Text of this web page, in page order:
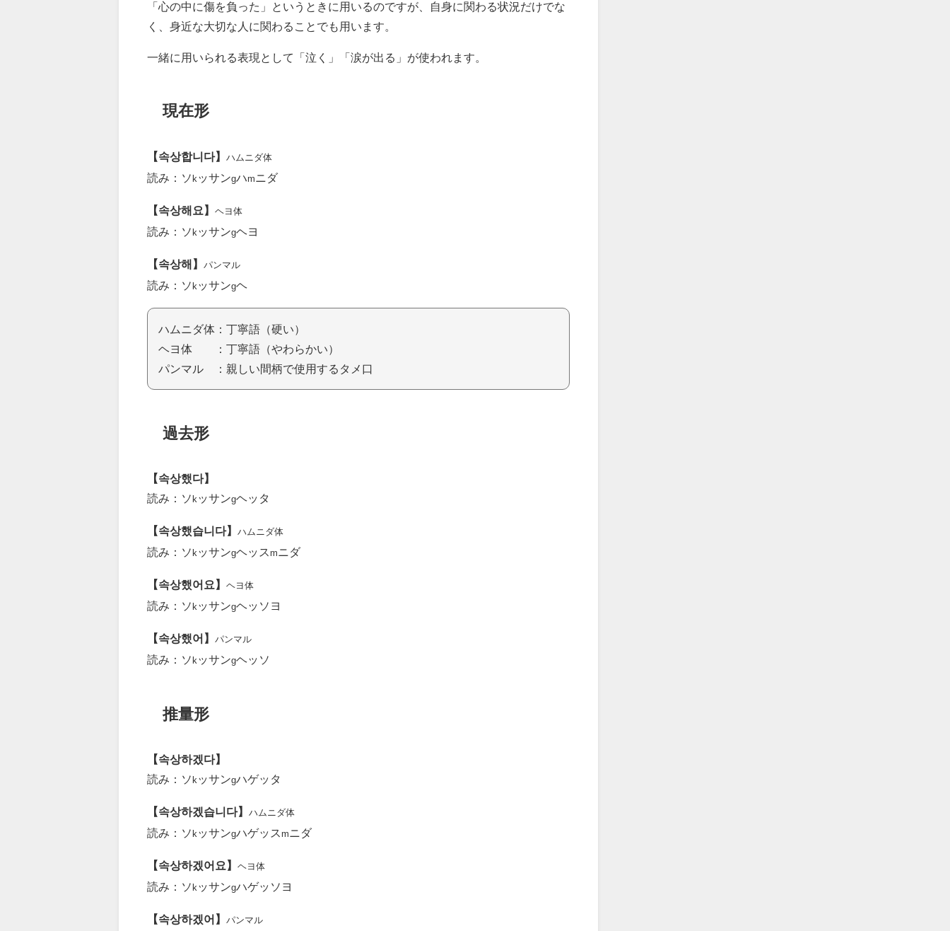
「心の中に傷を負った」というときに用いるのですが、自身に関わる状況だけでな
く、身近な大切な人に関わることでも用います。
一緒に用いられる表現として「泣く」「涙が出る」が使われます。
現在形
【속상합니다】 ハムニダ体
読み：ソ k ッサンgハm ニダ
【속상해요】 ヘヨ体
読み：ソ k ッサンgヘヨ
【속상해】 パンマル
読み：ソ k ッサンgヘ
ハムニダ体：丁寧語（硬い）
ヘヨ体 ：丁寧語（やわらかい）
パンマル ：親しい間柄で使用するタメ口
過去形
【속상했다】
読み：ソ k ッサンgヘッタ
【속상했습니다】 ハムニダ体
読み：ソ k ッサンgヘッス m ニダ
【속상했어요】 ヘヨ体
読み：ソ k ッサンgヘッソヨ
【속상했어】 パンマル
読み：ソ k ッサンgヘッソ
推量形
【속상하겠다】
読み：ソ k ッサンgハゲッタ
【속상하겠습니다】 ハムニダ体
読み：ソ k ッサンgハゲッスmニダ
【속상하겠어요】 ヘヨ体
読み：ソ k ッサンgハゲッソヨ
【속상하겠어】 パンマル